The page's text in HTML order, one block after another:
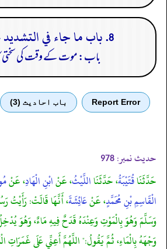
8. باب ما جاء في التشديد عند الموت
باب: موت کے وقت کی سختی
Report Error باب احادیث (3)
حدیث نمبر: 978
حَدَّثَنَاقُتَيْبَةُ، حَدَّثَنَااللَّيْثُ، عَنْابْنِ الْهَادِ، عَنْ
الْقَاسِمِ بْنِ مُحَمَّدٍ، عَنْعَائِشَةَ، أَنَّهَا قَالَتْ: رَأَيْتُ
وَسَلَّمَ وَهُوَ بِالْمَوْتِ وَعِنْدَهُ قَدَحٌ فِيهِ مَاءٌ، وَهُوَ
وَجْهَهُ بِالْمَاءِ، ثُمَّ يَقُولُ:" اللَّهُمَّ أَعِنِّي عَلَى